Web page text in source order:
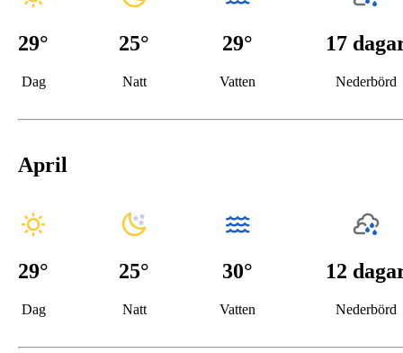
29°
Dag
25°
Natt
29°
Vatten
17
Nederbörd
April
29°
Dag
25°
Natt
30°
Vatten
12
Nederbörd